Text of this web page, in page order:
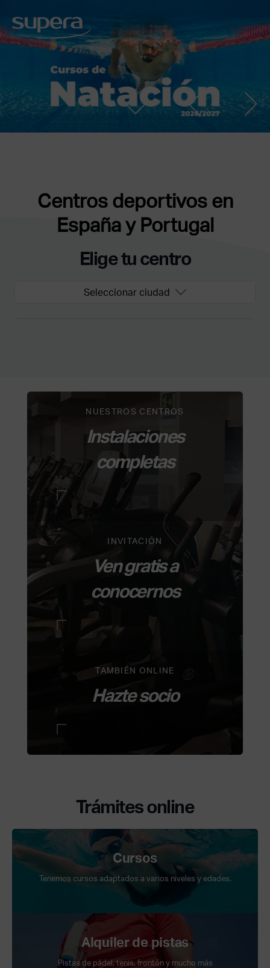
Centros deportivos en
España y Portugal
Elige tu centro
Seleccionar ciudad
NUESTROS CENTROS
Instalaciones
completas
INVITACIÓN
Ven gratis a
conocernos
TAMBIÉN ONLINE
Hazte socio
Trámites online
Cursos
Tenemos cursos adaptados a varios niveles y edades.
Alquiler de pistas
Pistas de pádel, tenis, frontón y mucho más